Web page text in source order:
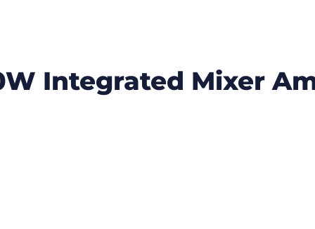
Integrated Mixer